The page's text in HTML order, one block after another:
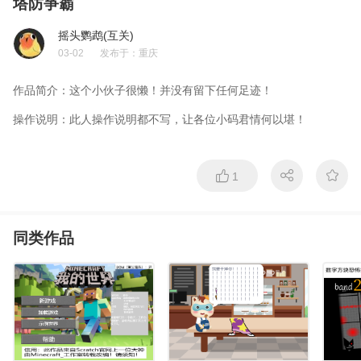
塔防爭霸
摇头鹦鹉(互关)
03-02 发布于： 重庆
作品简介： 这个小伙子很懒！并没有留下任何足迹！
操作说明： 此人操作说明都不写，让各位小码君情何以堪！
1
同类作品